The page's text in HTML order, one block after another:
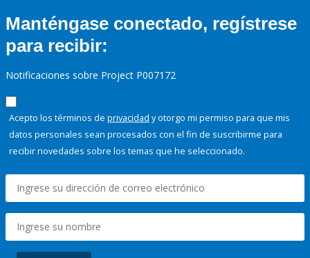
Manténgase conectado, regístrese
para recibir:
Notificaciones sobre Project P007172
Acepto los términos de privacidad y otorgo mi permiso para que mis
datos personales sean procesados con el fin de suscribirme para
recibir novedades sobre los temas que he seleccionado.